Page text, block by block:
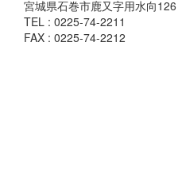
宮城県石巻市鹿又字用水向126
TEL : 0225-74-2211
FAX : 0225-74-2212